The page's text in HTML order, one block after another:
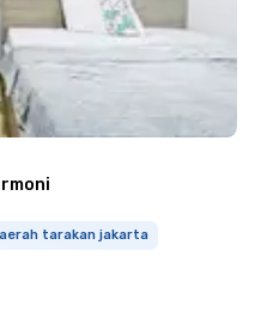
tarakan jakarta